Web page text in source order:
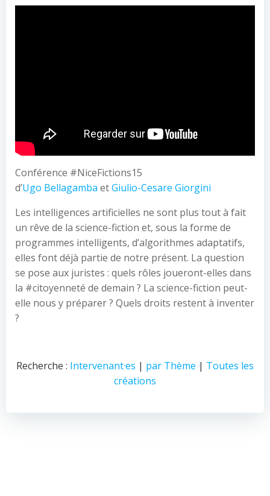
Conférence #NiceFictions15
d’Ugo Bellagamba etGiulio-Cesare Giorgini
Les intelligences artificielles ne sont plus tout à fait
un rêve de la science-fiction et, sous la forme de
programmes intelligents, d’algorithmes adaptatifs,
elles font déjà partie de notre présent. La question
se pose aux juristes : quels rôles joueront-elles dans
la #citoyenneté de demain ? La science-fiction peut-
elle nous y préparer ? Quels droits restent à inventer
?
Recherche : Intervenant·es | par Thème | Toutes les
créations